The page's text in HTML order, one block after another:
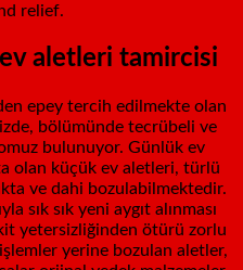
relief.
aletleri tamircisi
epey tercih edilmekte olan
bölümünde tecrübeli ve
bulunuyor. Günlük ev
olan küçük ev aletleri, türlü
ve dahi bozulabilmektedir.
sık sık yeni aygıt alınması
yetersizliğinden ötürü zorlu
yerine bozulan aletler,